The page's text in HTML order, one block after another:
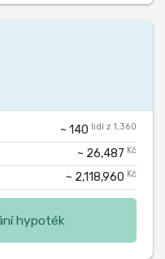
~ 140 lidí z 1,360
~ 26,487 Kč
~ 2,118,960 Kč
hypoték